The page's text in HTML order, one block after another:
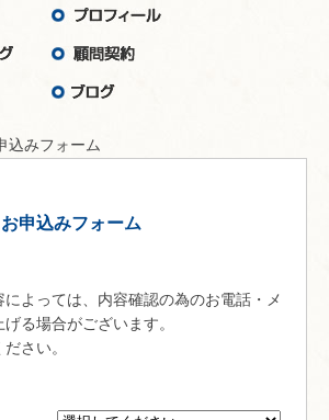
込みフォーム
申込みフォーム
によっては、内容確認の為のお電話・メ
る場合がございます。
さい。